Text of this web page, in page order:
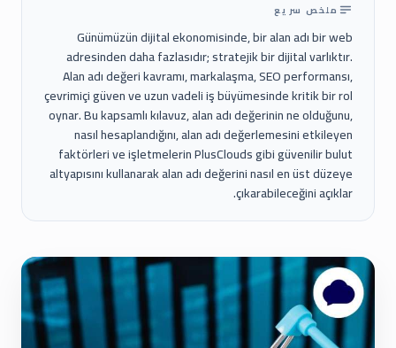
ملخص سريع
Günümüzün dijital ekonomisinde, bir alan adı bir web
adresinden daha fazlasıdır; stratejik bir dijital varlıktır.
Alan adı değeri kavramı, markalaşma, SEO performansı,
çevrimiçi güven ve uzun vadeli iş büyümesinde kritik bir rol
oynar. Bu kapsamlı kılavuz, alan adı değerinin ne olduğunu,
nasıl hesaplandığını, alan adı değerlemesini etkileyen
faktörleri ve işletmelerin PlusClouds gibi güvenilir bulut
altyapısını kullanarak alan adı değerini nasıl en üst düzeye
çıkarabileceğini açıklar.